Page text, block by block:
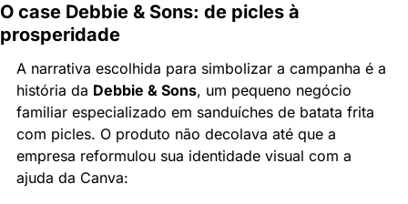
O case Debbie & Sons: de picles à
prosperidade
A narrativa escolhida para simbolizar a campanha é a
história da Debbie & Sons, um pequeno negócio
familiar especializado em sanduíches de batata frita
com picles. O produto não decolava até que a
empresa reformulou sua identidade visual com a
ajuda da Canva: